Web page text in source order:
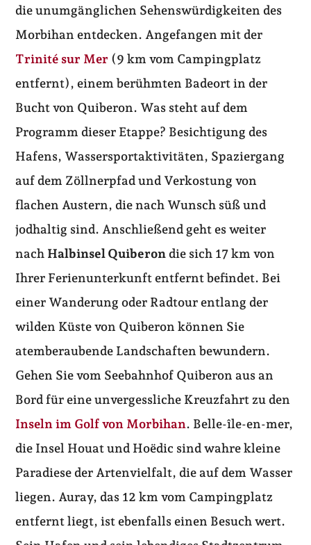
die unumgänglichen Sehenswürdigkeiten des
Morbihan entdecken. Angefangen mit der
Trinité sur Mer (9 km vom Campingplatz
entfernt), einem berühmten Badeort in der
Bucht von Quiberon. Was steht auf dem
Programm dieser Etappe? Besichtigung des
Hafens, Wassersportaktivitäten, Spaziergang
auf dem Zöllnerpfad und Verkostung von
flachen Austern, die nach Wunsch süß und
jodhaltig sind. Anschließend geht es weiter
nach Halbinsel Quiberondie sich 17 km von
Ihrer Ferienunterkunft entfernt befindet. Bei
einer Wanderung oder Radtour entlang der
wilden Küste von Quiberon können Sie
atemberaubende Landschaften bewundern.
Gehen Sie vom Seebahnhof Quiberon aus an
Bord für eine unvergessliche Kreuzfahrt zu den
Inseln im Golf von Morbihan. Belle-île-en-mer,
die Insel Houat und Hoëdic sind wahre kleine
Paradiese der Artenvielfalt, die auf dem Wasser
liegen. Auray, das 12 km vom Campingplatz
entfernt liegt, ist ebenfalls einen Besuch wert.